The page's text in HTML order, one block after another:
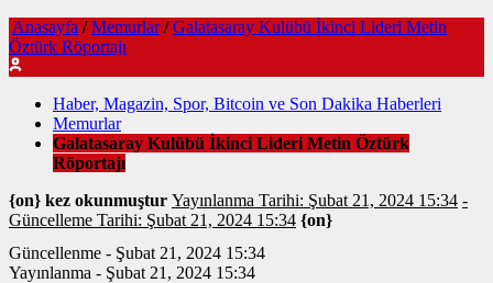
Anasayfa / Memurlar / Galatasaray Kulübü İkinci Lideri Metin
Öztürk Röportajı
Haber, Magazin, Spor, Bitcoin ve Son Dakika Haberleri
Memurlar
Galatasaray Kulübü İkinci Lideri Metin Öztürk
Röportajı
{on} kez okunmuştur Yayınlanma Tarihi: Şubat 21, 2024 15:34 -
Güncelleme Tarihi: Şubat 21, 2024 15:34 {on}
Güncellenme - Şubat 21, 2024 15:34
Yayınlanma - Şubat 21, 2024 15:34